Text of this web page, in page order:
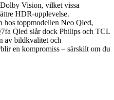
Vision, vilket vissa
HDR-upplevelse.
hos toppmodellen Neo Qled,
Qled slår dock Philips och TCL
av bildkvalitet och
en kompromiss – särskilt om du